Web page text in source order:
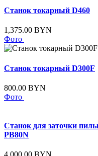
Станок токарный D460
1,375.00 BYN
Фото
Станок токарный D300F
800.00 BYN
Фото
Станок для заточки
PB80N